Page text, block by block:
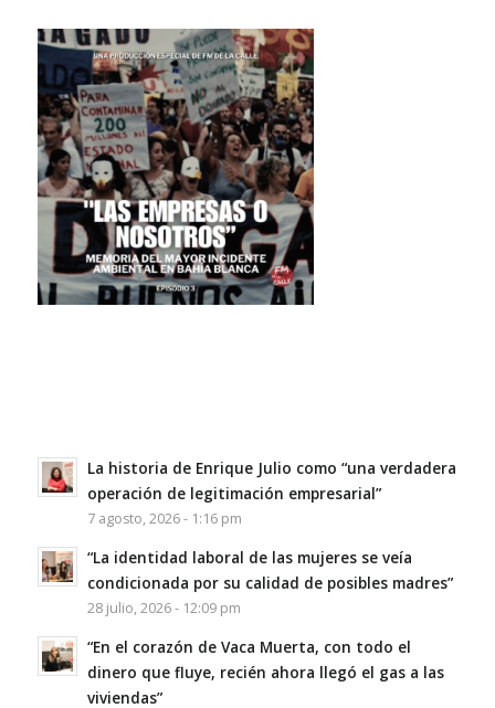
La historia de Enrique Julio como “una verdadera
operación de legitimación empresarial”
7 agosto, 2026 - 1:16 pm
“La identidad laboral de las mujeres se veía
condicionada por su calidad de posibles madres”
28 julio, 2026 - 12:09 pm
“En el corazón de Vaca Muerta, con todo el
dinero que fluye, recién ahora llegó el gas a las
viviendas”